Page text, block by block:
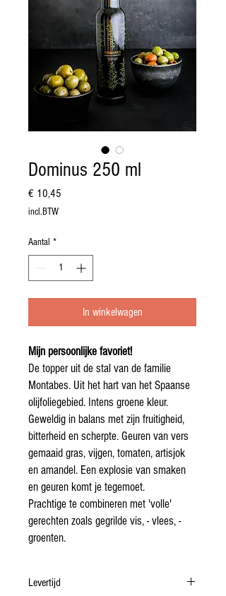
Dominus 250 ml
€ 10,45
incl.BTW
Aantal *
In winkelwagen
Mijn persoonlijke favoriet!
De topper uit de stal van de familie
Montabes. Uit het hart van het Spaanse
olijfoliegebied. Intens groene kleur.
Geweldig in balans met zijn fruitigheid,
bitterheid en scherpte. Geuren van vers
gemaaid gras, vijgen, tomaten, artisjok
en amandel. Een explosie van smaken
en geuren komt je tegemoet.
Prachtige te combineren met 'volle'
gerechten zoals gegrilde vis, - vlees, -
groenten.
Levertijd